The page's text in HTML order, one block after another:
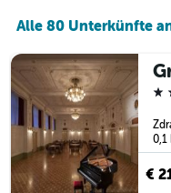
Alle 80 Unterkünfte
4
0,1
€